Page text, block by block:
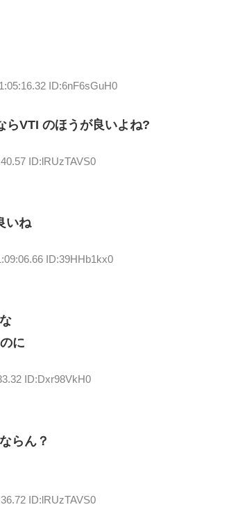
ID:6nF6sGuH0
らVTI のほうが良いよね?
ID:lRUzTAVS0
いね
ID:39HHb1kx0
に
ID:Dxr98VkH0
らん？
ID:lRUzTAVS0